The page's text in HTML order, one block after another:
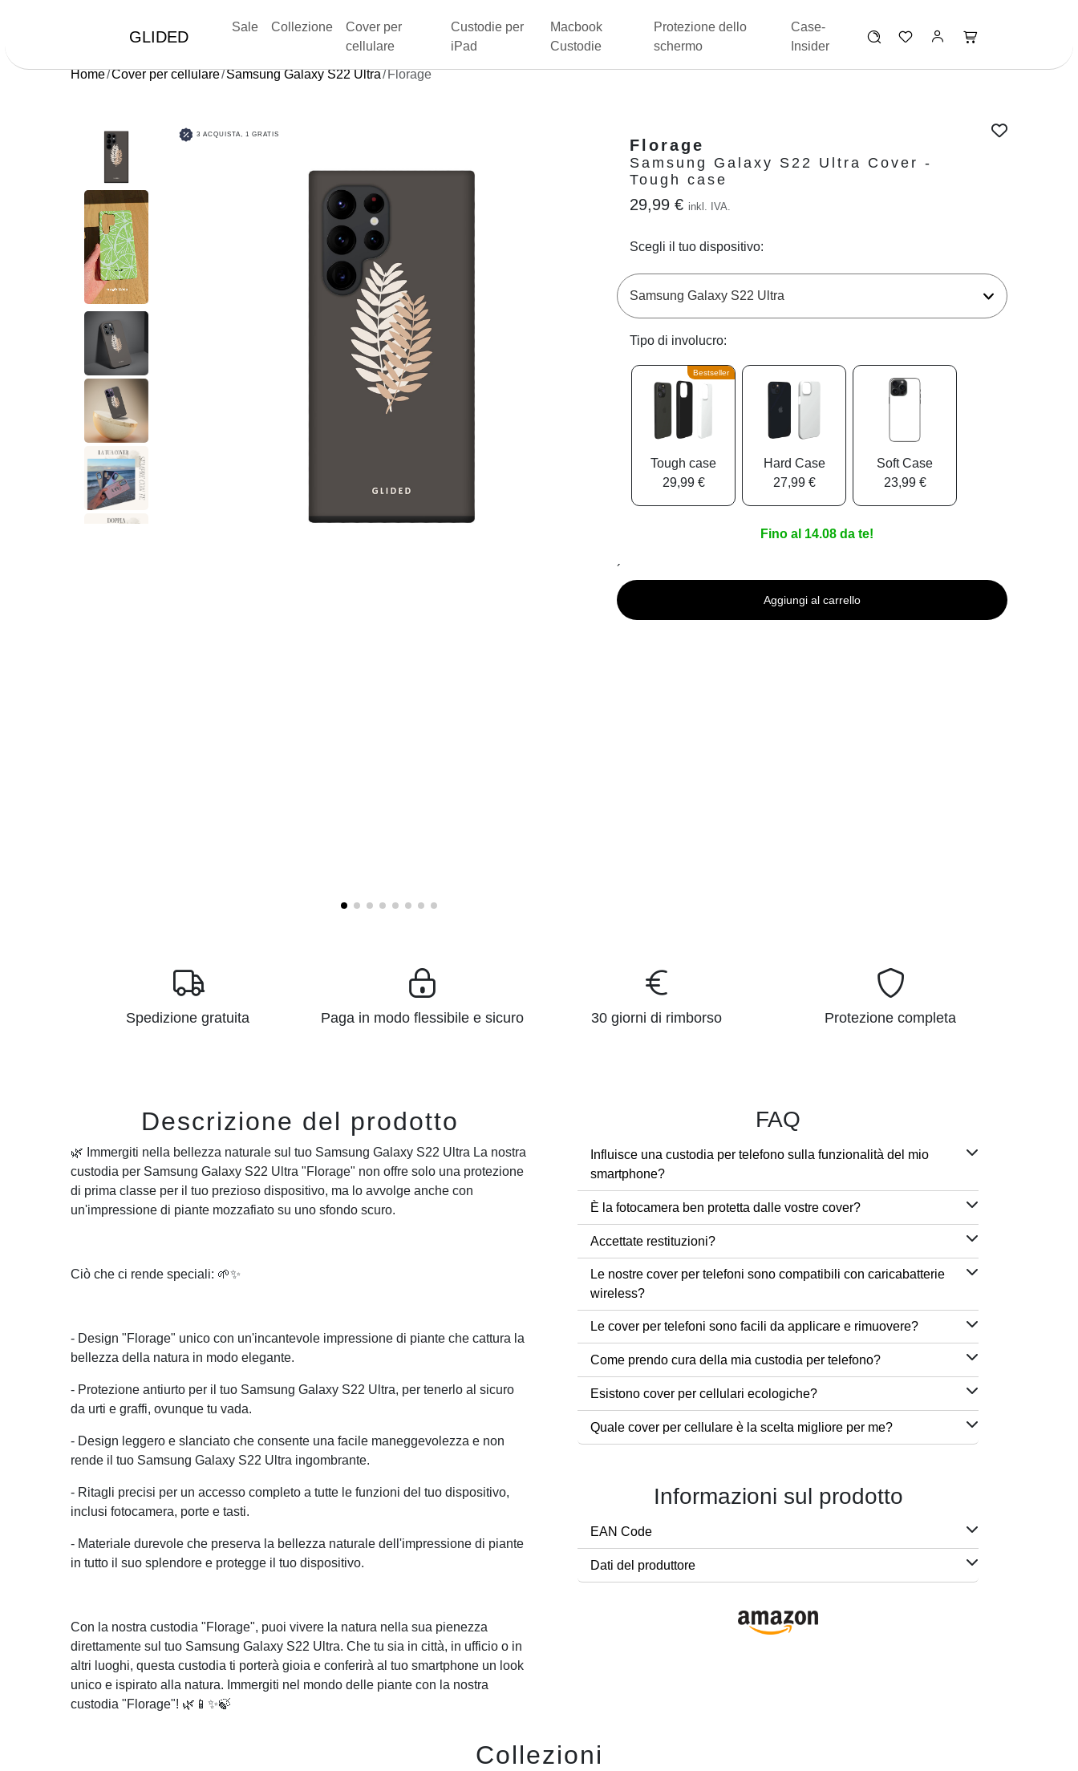
GLIDED
Sale Collezione
Cover per
cellulare
Custodie per
iPad
Macbook
Custodie
Protezione dello
schermo
Case-
Insider
Home Cover per cellulare Samsung Galaxy S22 Ultra Florage
3 ACQUISTA, 1 GRATIS
Florage
Samsung Galaxy S22 Ultra Cover -
Tough case
29,99 € inkl. IVA.
Scegli il tuo dispositivo:
Tipo di involucro:
Bestseller
Tough case
29,99 €
Hard Case
27,99 €
Soft Case
23,99 €
Fino al 14.08 da te!
´
Aggiungi al carrello
Spedizione gratuita Paga in modo flessibile e sicuro 30 giorni di rimborso Protezione completa
Descrizione del prodotto
🌿 Immergiti nella bellezza naturale sul tuo Samsung Galaxy S22 Ultra La nostra
custodia per Samsung Galaxy S22 Ultra "Florage" non offre solo una protezione
di prima classe per il tuo prezioso dispositivo, ma lo avvolge anche con
un'impressione di piante mozzafiato su uno sfondo scuro.
Ciò che ci rende speciali: 🌱✨
- Design "Florage" unico con un'incantevole impressione di piante che cattura la
bellezza della natura in modo elegante.
- Protezione antiurto per il tuo Samsung Galaxy S22 Ultra, per tenerlo al sicuro
da urti e graffi, ovunque tu vada.
- Design leggero e slanciato che consente una facile maneggevolezza e non
rende il tuo Samsung Galaxy S22 Ultra ingombrante.
- Ritagli precisi per un accesso completo a tutte le funzioni del tuo dispositivo,
inclusi fotocamera, porte e tasti.
- Materiale durevole che preserva la bellezza naturale dell'impressione di piante
in tutto il suo splendore e protegge il tuo dispositivo.
Con la nostra custodia "Florage", puoi vivere la natura nella sua pienezza
direttamente sul tuo Samsung Galaxy S22 Ultra. Che tu sia in città, in ufficio o in
altri luoghi, questa custodia ti porterà gioia e conferirà al tuo smartphone un look
unico e ispirato alla natura. Immergiti nel mondo delle piante con la nostra
custodia "Florage"! 🌿📱✨🍃
FAQ
Influisce una custodia per telefono sulla funzionalità del mio
smartphone?
È la fotocamera ben protetta dalle vostre cover?
Accettate restituzioni?
Le nostre cover per telefoni sono compatibili con caricabatterie
wireless?
Le cover per telefoni sono facili da applicare e rimuovere?
Come prendo cura della mia custodia per telefono?
Esistono cover per cellulari ecologiche?
Quale cover per cellulare è la scelta migliore per me?
Informazioni sul prodotto
EAN Code
Dati del produttore
Collezioni